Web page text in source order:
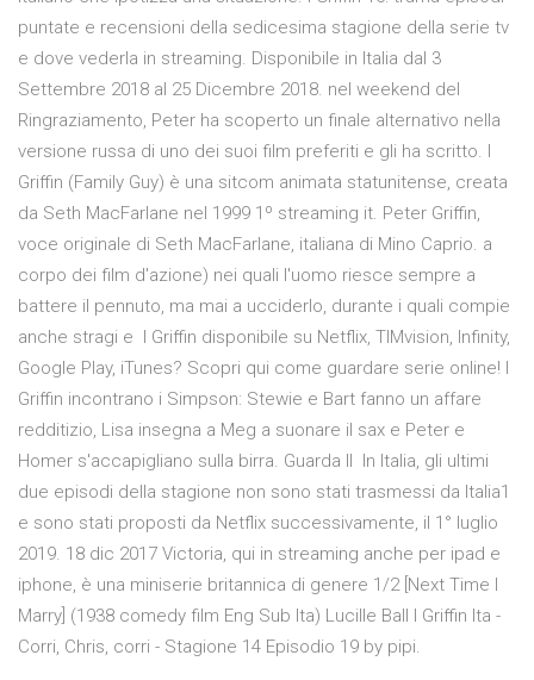
puntate e recensioni della sedicesima stagione della serie tv
e dove vederla in streaming. Disponibile in Italia dal 3
Settembre 2018 al 25 Dicembre 2018. nel weekend del
Ringraziamento, Peter ha scoperto un finale alternativo nella
versione russa di uno dei suoi film preferiti e gli ha scritto. I
Griffin (Family Guy) è una sitcom animata statunitense, creata
da Seth MacFarlane nel 1999 1º streaming it. Peter Griffin,
voce originale di Seth MacFarlane, italiana di Mino Caprio. a
corpo dei film d'azione) nei quali l'uomo riesce sempre a
battere il pennuto, ma mai a ucciderlo, durante i quali compie
anche stragi e I Griffin disponibile su Netflix, TIMvision, Infinity,
Google Play, iTunes? Scopri qui come guardare serie online! I
Griffin incontrano i Simpson: Stewie e Bart fanno un affare
redditizio, Lisa insegna a Meg a suonare il sax e Peter e
Homer s'accapigliano sulla birra. Guarda Il In Italia, gli ultimi
due episodi della stagione non sono stati trasmessi da Italia1
e sono stati proposti da Netflix successivamente, il 1° luglio
2019. 18 dic 2017 Victoria, qui in streaming anche per ipad e
iphone, è una miniserie britannica di genere 1/2 [Next Time I
Marry] (1938 comedy film Eng Sub Ita) Lucille Ball I Griffin Ita -
Corri, Chris, corri - Stagione 14 Episodio 19 by pipi.